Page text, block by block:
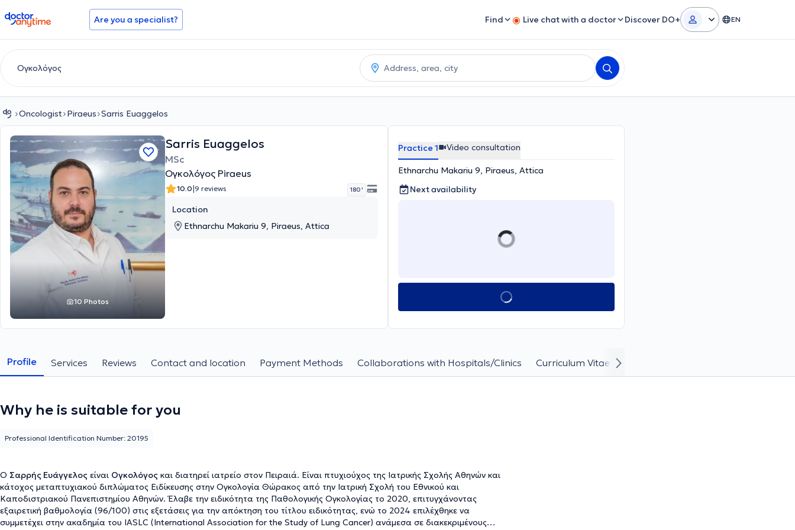
doctoranytime Are you a specialist? Find Live chat with a doctor Discover DO+ EN
Oncologist Piraeus Sarris Euaggelos
10 Photos
Sarris Euaggelos
MSc
Ογκολόγος Piraeus
10.0|9 reviews 180 '
Location
Ethnarchu Makariu 9, Piraeus, Attica
Practice 1 Video consultation
Ethnarchu Makariu 9, Piraeus, Attica
Next availability
Profile Services Reviews Contact and location Payment Methods Collaborations with Hospitals/Clinics Curriculum Vitae and Career
Why he is suitable for you
Ο Σαρρής Ευάγγελος είναι Ογκολόγος και διατηρεί ιατρείο στον Πειραιά. Είναι πτυχιούχος της Ιατρικής Σχολής Αθηνών και
κάτοχος μεταπτυχιακού διπλώματος Ειδίκευσης στην Ογκολογία Θώρακος από την Ιατρική Σχολή του Εθνικού και
Καποδιστριακού Πανεπιστημίου Αθηνών. Έλαβε την ειδικότητα της Παθολογικής Ογκολογίας το 2020, επιτυγχάνοντας
εξαιρετική βαθμολογία (96/100) στις εξετάσεις για την απόκτηση του τίτλου ειδικότητας, ενώ το 2024 επιλέχθηκε να
συμμετέχει στην ακαδημία του IASLC (International Association for the Study of Lung Cancer) ανάμεσα σε διακεκριμένους
Professional Identification Number: 20195